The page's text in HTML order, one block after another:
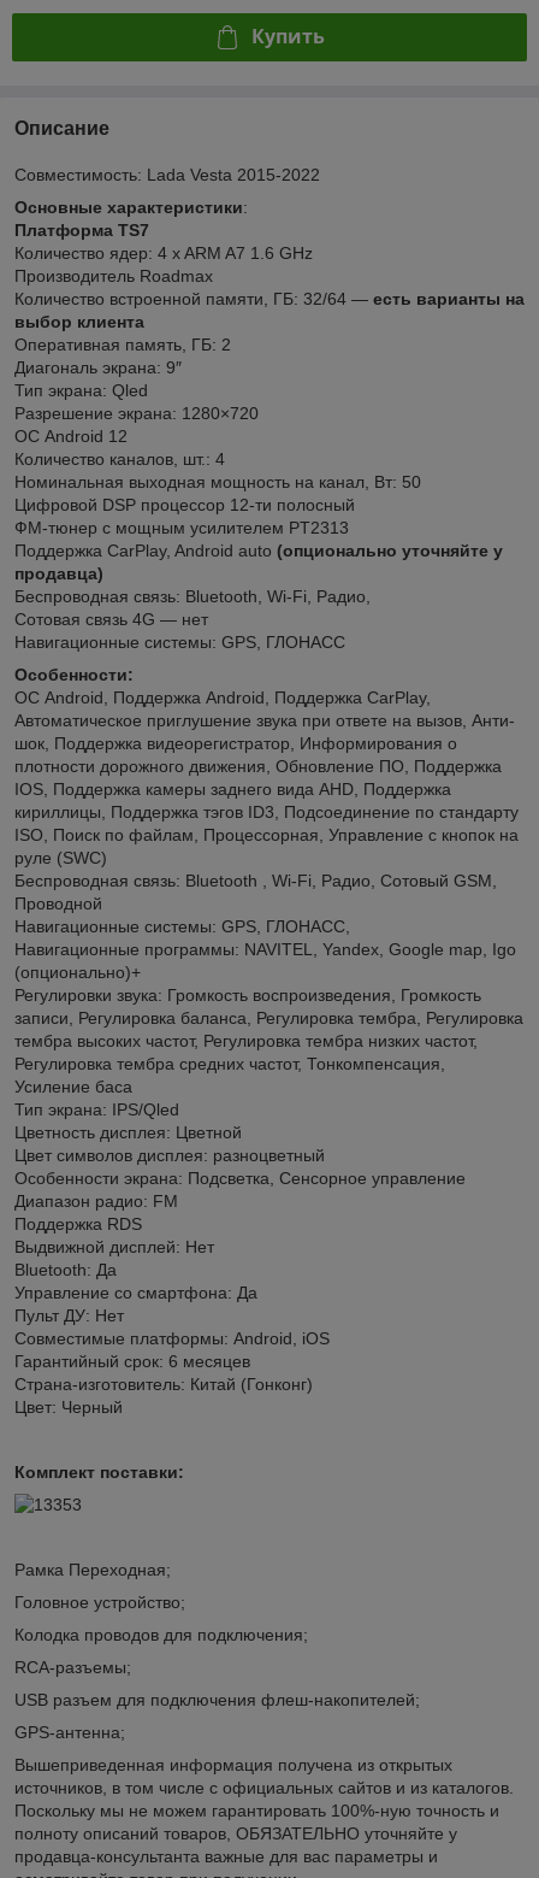
Купить
Описание
Совместимость: Lada Vesta 2015-2022
Основные характеристики:
Платформа TS7
Количество ядер: 4 x ARM A7 1.6 GHz
Производитель Roadmax
Количество встроенной памяти, ГБ: 32/64 — есть варианты на
выбор клиента
Оперативная память, ГБ: 2
Диагональ экрана: 9″
Тип экрана: Qled
Разрешение экрана: 1280×720
ОС Android 12
Количество каналов, шт.: 4
Номинальная выходная мощность на канал, Вт: 50
Цифровой DSP процессор 12-ти полосный
ФМ-тюнер c мощным усилителем PT2313
Поддержка CarPlay, Android auto (опционально уточняйте у
продавца)
Беспроводная связь: Bluetooth, Wi-Fi, Радио,
Сотовая связь 4G — нет
Навигационные системы: GPS, ГЛОНАСС
Особенности:
ОС Android, Поддержка Android, Поддержка CarPlay,
Автоматическое приглушение звука при ответе на вызов, Анти-
шок, Поддержка видеорегистратор, Информирования о
плотности дорожного движения, Обновление ПО, Поддержка
IOS, Поддержка камеры заднего вида AHD, Поддержка
кириллицы, Поддержка тэгов ID3, Подсоединение по стандарту
ISO, Поиск по файлам, Процессорная, Управление с кнопок на
руле (SWC)
Беспроводная связь: Bluetooth , Wi-Fi, Радио, Сотовый GSM,
Проводной
Навигационные системы: GPS, ГЛОНАСС,
Навигационные программы: NAVITEL, Yandex, Google map, Igo
(опционально)+
Регулировки звука: Громкость воспроизведения, Громкость
записи, Регулировка баланса, Регулировка тембра, Регулировка
тембра высоких частот, Регулировка тембра низких частот,
Регулировка тембра средних частот, Тонкомпенсация,
Усиление баса
Тип экрана: IPS/Qled
Цветность дисплея: Цветной
Цвет символов дисплея: разноцветный
Особенности экрана: Подсветка, Сенсорное управление
Диапазон радио: FM
Поддержка RDS
Выдвижной дисплей: Нет
Bluetooth: Да
Управление со смартфона: Да
Пульт ДУ: Нет
Совместимые платформы: Android, iOS
Гарантийный срок: 6 месяцев
Страна-изготовитель: Китай (Гонконг)
Цвет: Черный
Комплект поставки:
Рамка Переходная;
Головное устройство;
Колодка проводов для подключения;
RCA-разъемы;
USB разъем для подключения флеш-накопителей;
GPS-антенна;
Вышеприведенная информация получена из открытых
источников, в том числе с официальных сайтов и из каталогов.
Поскольку мы не можем гарантировать 100%-ную точность и
полноту описаний товаров, ОБЯЗАТЕЛЬНО уточняйте у
продавца-консультанта важные для вас параметры и